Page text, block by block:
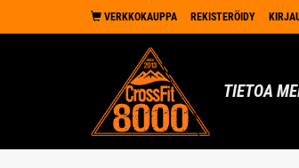
VERKKOKAUPPA REKISTERÖIDY
TIETOA